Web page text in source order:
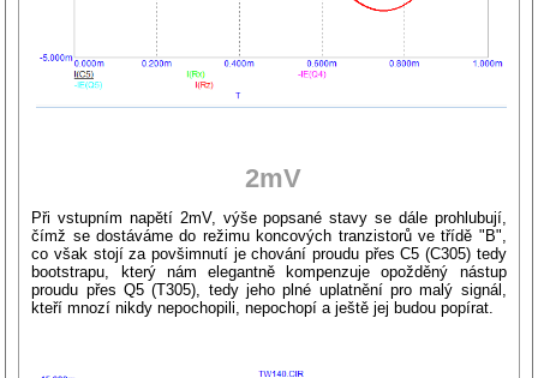
2mV
Při vstupním napětí 2mV, výše popsané stavy se dále prohlubují,
čímž se dostáváme do režimu koncových tranzistorů ve třídě "B",
co však stojí za povšimnutí je chování proudu přes C5 (C305) tedy
bootstrapu, který nám elegantně kompenzuje opožděný nástup
proudu přes Q5 (T305), tedy jeho plné uplatnění pro malý signál,
kteří mnozí nikdy nepochopili, nepochopí a ještě jej budou popírat.